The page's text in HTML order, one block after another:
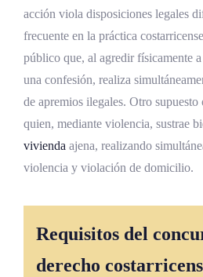
acción viola disposiciones legales
frecuente en la práctica
público que, al agredir físicamente
una confesión, realiza
de apremios ilegales. Otro supuesto
quien, mediante violencia, sustrae
vivienda ajena, realizando
violencia y violación de domicilio.
Requisitos del
derecho